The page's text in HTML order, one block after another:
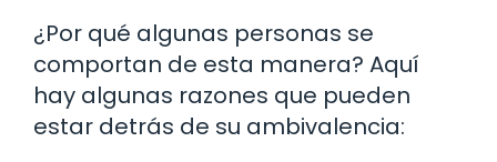
¿Por qué algunas personas se
comportan de esta manera? Aquí
hay algunas razones que pueden
estar detrás de su ambivalencia: